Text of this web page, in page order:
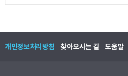
개인정보처리방침 찾아오시는 길 도움말